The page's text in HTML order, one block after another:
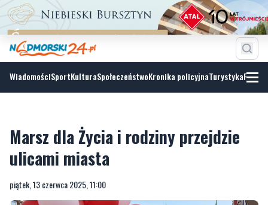
WiadomościSportKulturaSpołeczeństwoKronika policyjnaTurystyka
Marsz dla Życia i rodziny przejdzie
ulicami miasta